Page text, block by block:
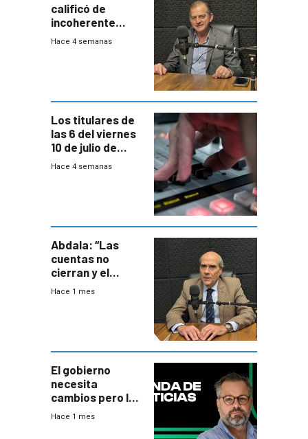
calificó de
incoherente
decisión de
Hace 4 semanas
Los titulares de
las 6 del viernes
10 de julio de
2026
Hace 4 semanas
Abdala: “Las
cuentas no
cierran y el
balance del
Hace 1 mes
El gobierno
necesita
cambios pero los
ministros tienen
Hace 1 mes